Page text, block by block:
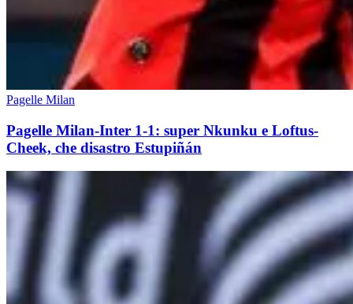
Pagelle Milan
Pagelle Milan-Inter 1-1: super Nkunku e Loftus-
Cheek, che disastro Estupiñán